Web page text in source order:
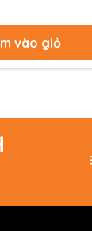
vào giỏ